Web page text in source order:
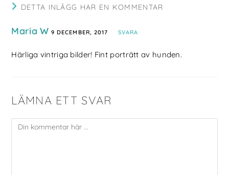
DETTA INLÄGG HAR EN KOMMENTAR
Maria W 9 DECEMBER, 2017 SVARA
Härliga vintriga bilder! Fint porträtt av hunden.
LÄMNA ETT SVAR